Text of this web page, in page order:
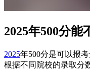
2025年500分
2025年500分是可以报
根据不同院校的录取分